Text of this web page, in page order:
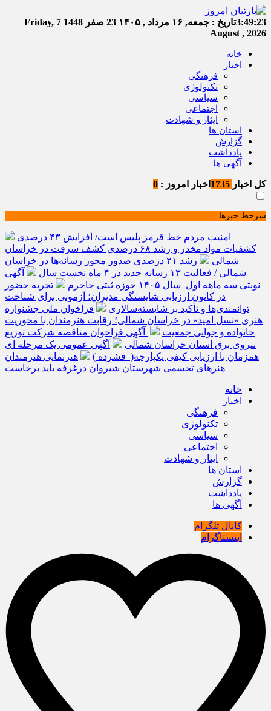
3:49:23تاریخ : جمعه, ۱۶ مرداد , ۱۴۰۵ 23 صفر 1448
Friday, 7
August , 2026
خانه
اخبار
فرهنگی
تکنولوژی
سیاسی
اجتماعی
ایثار و شهادت
استان ها
گزارش
یادداشت
آگهی ها
کل اخبار اخبار امروز : 0
سرخط خبرها
امنیت مردم خط قرمز پلیس است/ افزایش ۴۳ درصدی
کشفیات مواد مخدر و رشد ۶۸ درصدی کشف سرقت در خراسان
شمالی
رشد ۲۱ درصدی صدور مجوز رسانه‌ها در خراسان
شمالی / فعالیت ۱۳ رسانه جدید در ۴ ماه نخست سال
آگهی
نوبتی سه ماهه اول سال ۱۴۰۵ حوزه ثبتی جاجرم
تجربه حضور
در کانون ارزیابی شایستگی مدیران؛ آزمونی برای شناخت
توانمندی‌ها و تأکید بر شایسته‌سالاری
فراخوان ملی جشنواره
هنری «نسل امید» در خراسان شمالی؛ رقابت هنرمندان با محوریت
خانواده و جوانی جمعیت
آگهی فراخوان مناقصه شرکت توزیع
نیروی برق استان خراسان شمالی
آگهی عمومی یک مرحله ای
همزمان با ارزیابی کیفی یکپارچه( فشرده )
هنرنمایی هنرمندان
هنرهای تجسمی شهرستان شیروان درغرفه باید برخاست
خانه
اخبار
فرهنگی
تکنولوژی
سیاسی
اجتماعی
ایثار و شهادت
استان ها
گزارش
یادداشت
آگهی ها
کانال تلگرام
اینستاگرام